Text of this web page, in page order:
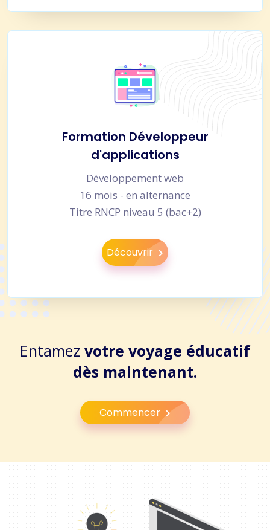
Formation Développeur
d'applications
Développement web
16 mois - en alternance
Titre RNCP niveau 5 (bac+2)
Découvrir
Entamez votre voyage éducatif
dès maintenant.
Commencer